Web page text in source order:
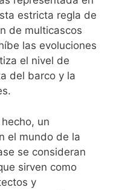
estricta regla de
de multicascos
las evoluciones
el nivel de
del barco y la
un
el mundo de la
se consideran
sirven como
y